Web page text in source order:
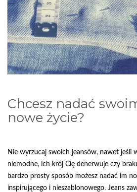
Chcesz nadać
nowe życie?
Nie wyrzucaj swoich jeansów, nawet jeśli
niemodne, ich krój Cię denerwuje czy
bardzo prosty sposób możesz nadać im
inspirującego i nieszablonowego. Jeans